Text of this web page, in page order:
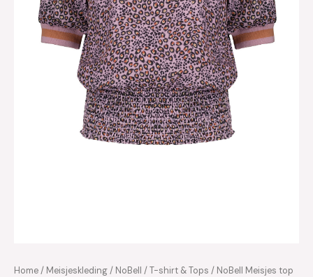
Home/ Meisjeskleding/ NoBell /T-shirt & Tops / NoBell Meisjes top